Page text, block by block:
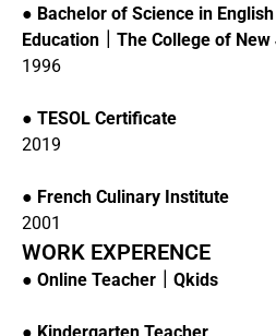
● Bachelor of Science in
Education｜The College of
1996
● TESOL Certificate
2019
● French Culinary Institute
2001
WORK EXPERENCE
● Online Teacher｜Qkids